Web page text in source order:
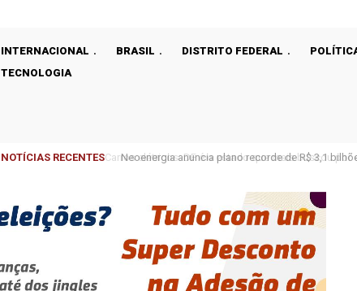
INTERNACIONAL BRASIL DISTRITO FEDERAL
TECNOLOGIA
NOTÍCIAS RECENTES Neoenergia anuncia plano recorde de R$ 3,1